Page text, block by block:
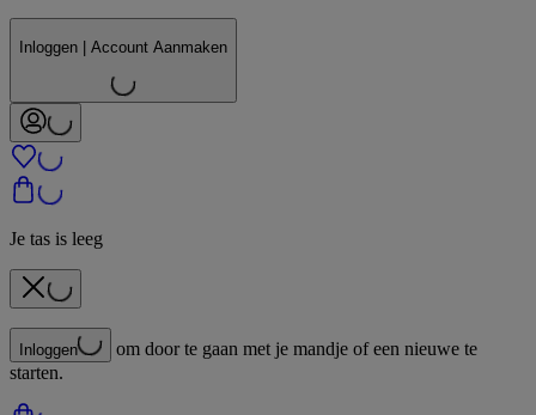
Inloggen | Account Aanmaken
Je tas is leeg
Inloggen
om door te gaan met je mandje of een nieuwe te
starten.